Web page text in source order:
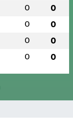
0 0
0 0
0 0
0 0